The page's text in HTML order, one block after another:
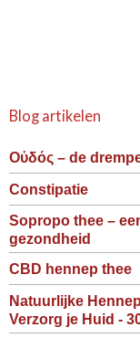
Blog artikelen
Οὐδός – de
Constipatie
Sopropo thee –
gezondheid
CBD hennep thee
Natuurlijke
Verzorg je Huid -